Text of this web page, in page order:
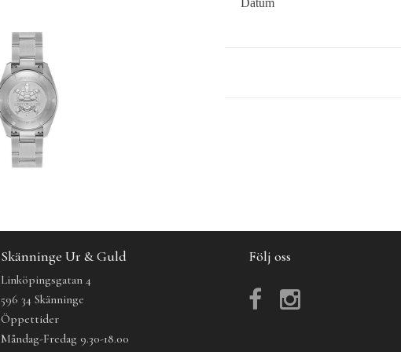
Datum
Skänninge Ur & Guld
Linköpingsgatan 4
596 34 Skänninge
Öppettider
Måndag-Fredag 9.30-18.00
Följ oss